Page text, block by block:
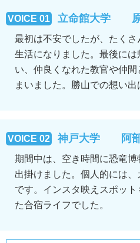
VOICE 01 立命館大学
最初は不安でしたが、たく
生活になりました。最後には
い、仲良くなれた教官や仲
まいました。勝山での想い出
VOICE 02 神戸大学 阿
期間中は、空き時間に恐竜
出掛けました。個人的には
です。インスタ映えスポッ
た合宿ライフでした。